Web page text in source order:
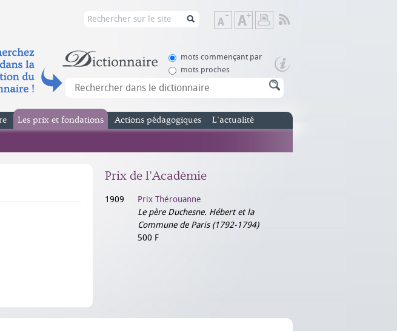
Diminuer
la
de
Augmenter
la
de
mots commençant par
mots proches
Les prix et fondations Actions pédagogiques L’actualité
Prix de l’Académie
1909
Prix Thérouanne
Le père Duchesne. Hébert et la
Commune de Paris (1792-1794)
500 F